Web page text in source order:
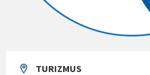
TURIZMUS